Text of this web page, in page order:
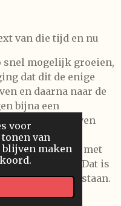
voor
van
blijven maken
van die tijd en nu
snel mogelijk groeien,
dat dit de enige
en daarna naar de
bijna een
er in geloven
In de haast om
misgegaan met
Paulus zelf. Dat is
het prille ontstaan.